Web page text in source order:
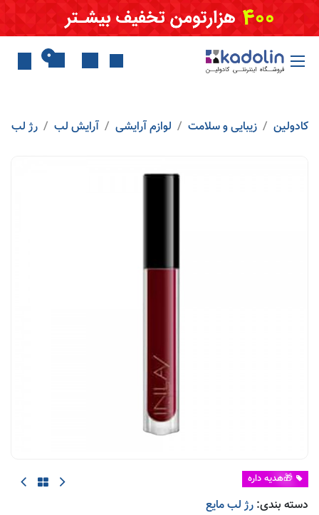
Skip to Content
0
کادولین زیبایی و سلامت لوازم آرایشی آرایش لب رژ لب
🎁هدیه داره
دسته بندی: رژ لب مایع